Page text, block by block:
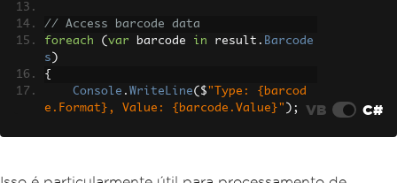
// Access barcode data
foreach
( var barcode in result . Barcode
s )
{
Console . WriteLine( $ "Type: {barcod
e.Format}, Value: {barcode.Value}" );
VB C#